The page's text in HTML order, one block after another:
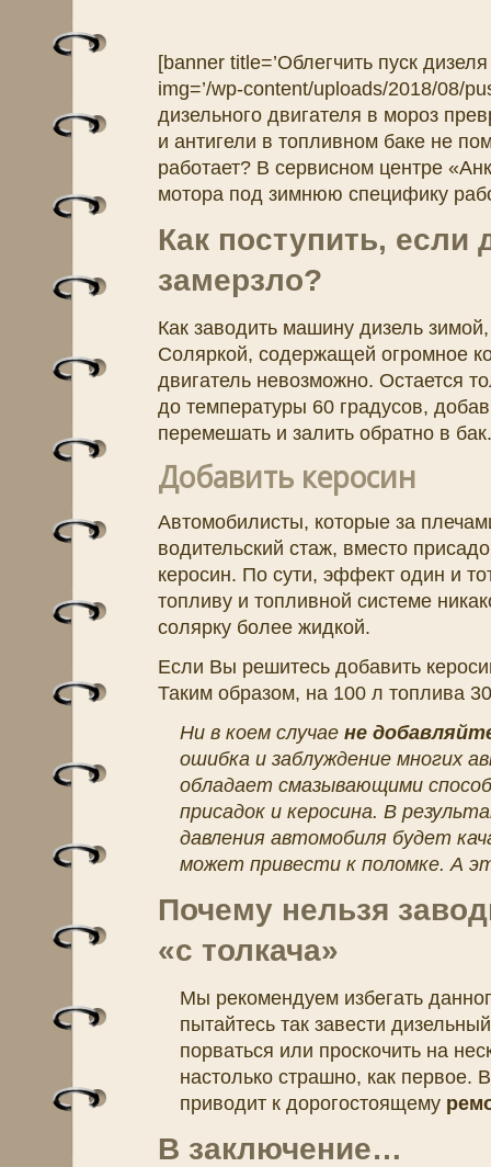
[banner title=’Облегчить пуск
img=’/wp-content/uploads/2018/08/
дизельного двигателя в мороз
и антигели в топливном баке не
работает? В сервисном центре
мотора под зимнюю специфику
Как поступить, если
замерзло?
Как заводить машину дизель
Соляркой, содержащей огромное
двигатель невозможно. Остается
до температуры 60 градусов,
перемешать и залить обратно в бак.
Добавить керосин
Автомобилисты, которые за
водительский стаж, вместо
керосин. По сути, эффект один и
топливу и топливной системе
солярку более жидкой.
Если Вы решитесь добавить
Таким образом, на 100 л топлива
Ни в коем случае не
ошибка и заблуждение многих
обладает смазывающими
присадок и керосина. В
давления автомобиля будет
может привести к поломке. А
Почему нельзя
«с толкача»
Мы рекомендуем избегать
пытайтесь так завести
порваться или проскочить на
настолько страшно, как первое.
приводит к дорогостоящему
В заключение…